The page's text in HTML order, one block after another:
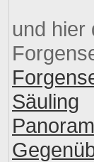
und hier
Säuling